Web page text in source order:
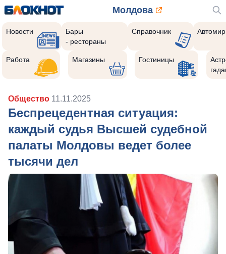
Молдова
Новости
Бары
- рестораны
Справочник Автомир
Работа Магазины Гостиницы
Общество 11.11.2025
Беспрецедентная ситуация:
каждый судья Высшей судебной
палаты Молдовы ведет более
тысячи дел